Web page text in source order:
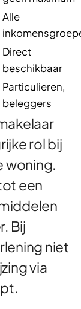
Alle
Direct
beschikbaar
Particulieren,
beleggers
rol bij
woning.
een
Bij
niet
via